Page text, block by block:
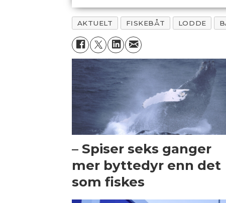
AKTUELT FISKEBÅT LODDE
– Spiser seks ganger
mer byttedyr enn det
som fiskes